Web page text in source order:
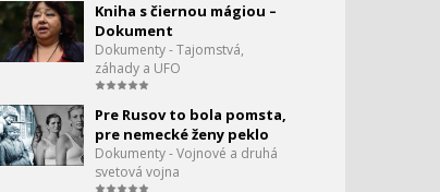
Kniha s čiernou mágiou –
Dokument
Dokumenty - Tajomstvá,
záhady a UFO
Pre Rusov to bola pomsta,
pre nemecké ženy peklo
Dokumenty - Vojnové a druhá
svetová vojna